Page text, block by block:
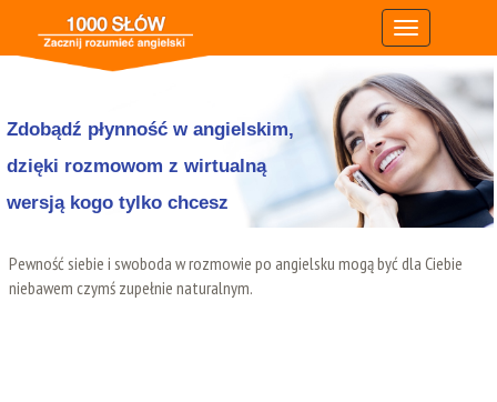
Zdobądź płynność w angielskim,
dzięki rozmowom z wirtualną
wersją kogo tylko chcesz
Pewność siebie i swoboda w rozmowie po angielsku mogą być dla Ciebie
niebawem czymś zupełnie naturalnym.